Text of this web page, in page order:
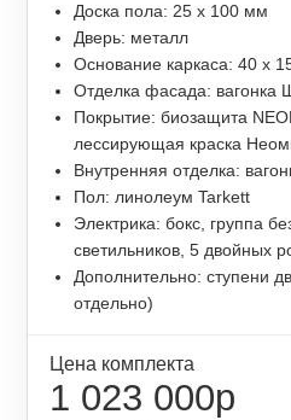
Доска пола: 25 х 100 мм
Дверь: металл
Основание каркаса: 40 х
Отделка фасада: вагонка
Покрытие: биозащита
лессирующая краска
Внутренняя отделка:
Пол: линолеум Tarkett
Электрика: бокс, группа
светильников, 5 двойных
Дополнительно: ступени
отдельно)
Цена комплекта
1 023 000р